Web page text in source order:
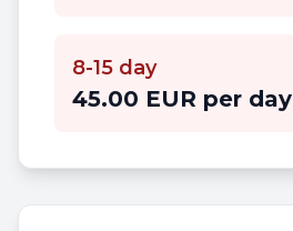
8-15 day
45.00 EUR per day